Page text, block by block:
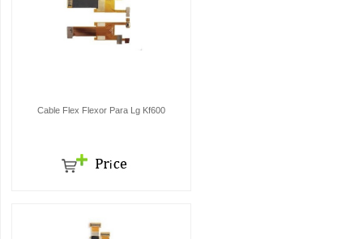
Cable Flex Flexor Para Lg Kf600